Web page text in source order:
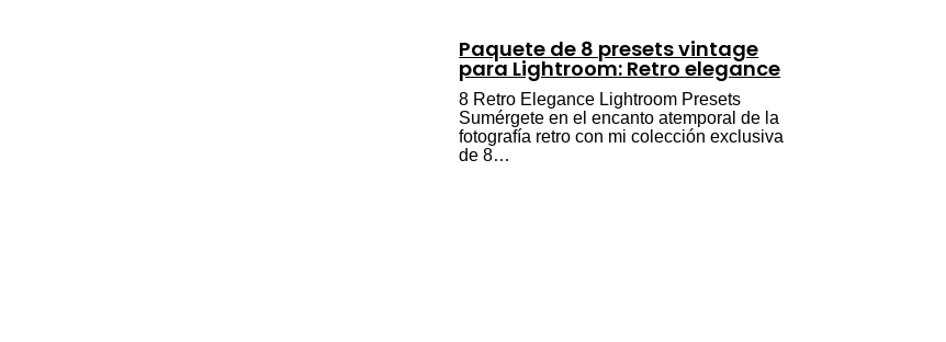
Paquete de 8 presets vintage
para Lightroom: Retro elegance
8 Retro Elegance Lightroom Presets
Sumérgete en el encanto atemporal de la
fotografía retro con mi colección exclusiva
de 8…